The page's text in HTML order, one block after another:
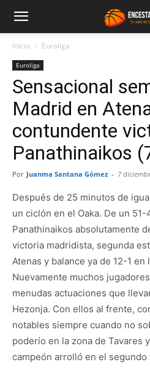
Inicio Euroliga
Euroliga
Sensacional
Madrid en
contundente
Panathinaikos
Por Juanma Santana Gómez - 7
Después de 25 minutos de
un ciclón en el Oaka. De un
Panathinaikos absolutamente
victoria madridista, segunda
Atenas y balance ya de 12-1 en
Nuevamente muchos
menudas actuaciones que
Hezonja. Con ellos al frente,
notables siempre cuando no
poderío en la zona de Tavares
campeón arrolló en el segundo